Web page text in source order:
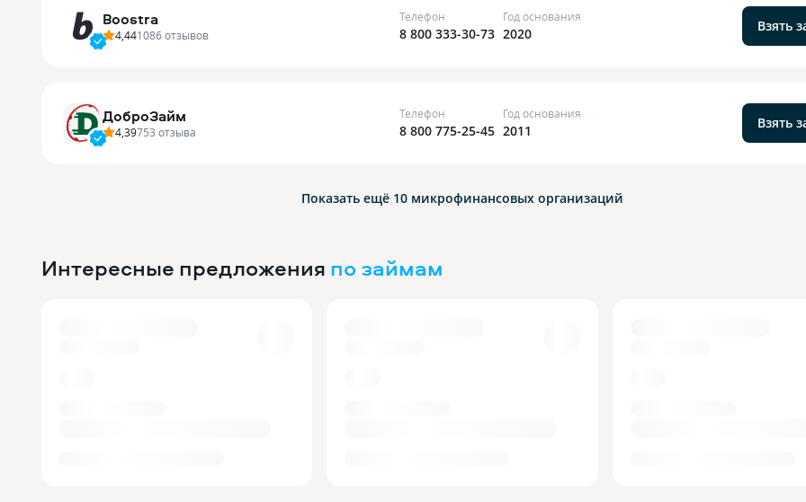
Boostra
4,441086отзывов
Телефон
8 800 333-30-73
Год основания
2020 Взять
ДоброЗайм
4,39753 отзыва
Телефон
8 800 775-25-45
Год основания
2011 Взять
Показать ещё 10 микрофинансовых организаций
Интересные предложения по займам